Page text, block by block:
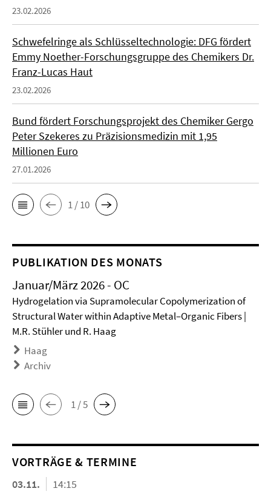
23.02.2026
Schwefelringe als Schlüsseltechnologie: DFG fördert
Emmy Noether-Forschungsgruppe des Chemikers Dr.
Franz-Lucas Haut
23.02.2026
Bund fördert Forschungsprojekt des Chemiker Gergo
Peter Szekeres zu Präzisionsmedizin mit 1,95
Millionen Euro
27.01.2026
1 / 10
PUBLIKATION DES MONATS
Januar/März 2026 - OC
Hydrogelation via Supramolecular Copolymerization of
Structural Water within Adaptive Metal–Organic Fibers |
M.R. Stühler und R. Haag
Haag
Archiv
1 / 5
VORTRÄGE & TERMINE
03.11.
14:15